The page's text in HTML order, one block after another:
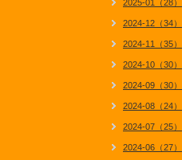
2025-01（28）
2024-12（34）
2024-11（35）
2024-10（30）
2024-09（30）
2024-08（24）
2024-07（25）
2024-06（27）